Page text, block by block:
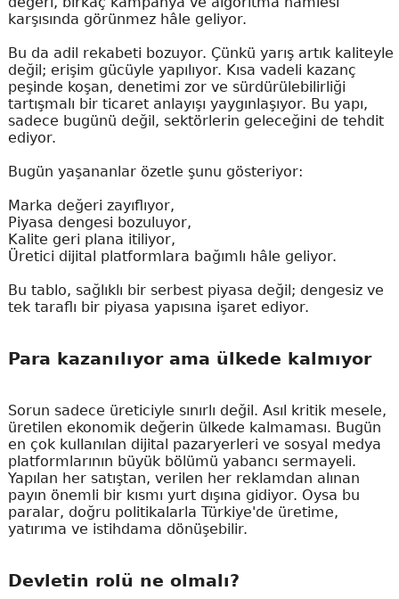
karşısında görünmez hâle geliyor.
Bu da adil rekabeti bozuyor. Çünkü yarış artık kaliteyle
değil; erişim gücüyle yapılıyor. Kısa vadeli kazanç
peşinde koşan, denetimi zor ve sürdürülebilirliği
tartışmalı bir ticaret anlayışı yaygınlaşıyor. Bu yapı,
sadece bugünü değil, sektörlerin geleceğini de tehdit
ediyor.
Bugün yaşananlar özetle şunu gösteriyor:
Marka değeri zayıflıyor,
Piyasa dengesi bozuluyor,
Kalite geri plana itiliyor,
Üretici dijital platformlara bağımlı hâle geliyor.
Bu tablo, sağlıklı bir serbest piyasa değil; dengesiz ve
tek taraflı bir piyasa yapısına işaret ediyor.
Para kazanılıyor ama ülkede kalmıyor
Sorun sadece üreticiyle sınırlı değil. Asıl kritik mesele,
üretilen ekonomik değerin ülkede kalmaması. Bugün
en çok kullanılan dijital pazaryerleri ve sosyal medya
platformlarının büyük bölümü yabancı sermayeli.
Yapılan her satıştan, verilen her reklamdan alınan
payın önemli bir kısmı yurt dışına gidiyor. Oysa bu
paralar, doğru politikalarla Türkiye'de üretime,
yatırıma ve istihdama dönüşebilir.
Devletin rolü ne olmalı?